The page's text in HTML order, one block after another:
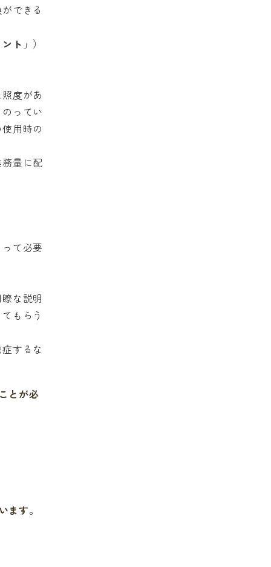
できる
ト 」）
度があ
ってい
用時の
量に配
て必要
な説明
もらう
するな
とが必
す。